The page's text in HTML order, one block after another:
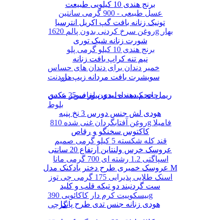
عسل طبیعی - 900 گرمی سانتین
روغن سرخ کردنی بدون پالم 1620g بهار
برنج هندی 10 کیلو گرمی پلو
خمیر دندان برای دندان های حساس
مریدنت
چای کیسه ای بدون لفاف 25 عددی
بلوط
روغن آفتابگردان غنی شده 810g فامیلا
قند کله شکسته 5 کیلو گرمی صمیم
اسپاگتی 1.2 رشته ای 700 گرمی مانا
اسنک طلایی پذیرایی 175 گرمی چی توز
بیسکوییت کرم دار کاکائویی 390g
گرجی
برنج هندی 10 کیلویی طبیعت
تونیک زنانه بافت گپ اکریل انترسیا
شورت زنانه شیک توری
نیم تنه کراپ بافت زنانه
سویشرت بافت مردانه زیپ دار
ریمل حجم دهنده لیدی پیور سوپر مکس
هودی لش جنس دورس 3 نخ پنبه
کاکتوس سخنگو و رقاص
عروسک خرس ولنتاین ارتفاع 20 سانتی
عروسک خمیری طرح دختر بادکنک مدل M
ست گردنبند دو تیکه قلب و کلید
هودی زنانه جنس تدی طرح پاندا